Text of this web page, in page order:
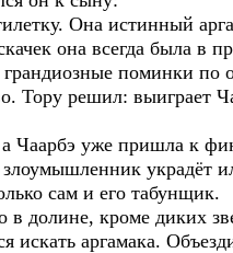
Она истинный
она всегда была в
поминки
Тору решил: выиграет
уже пришла к
украдёт
сам и его табунщик.
долине, кроме диких
искать аргамака.